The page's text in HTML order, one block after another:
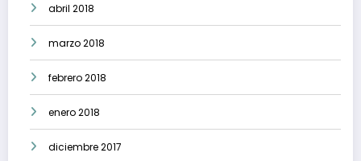
abril 2018
marzo 2018
febrero 2018
enero 2018
diciembre 2017